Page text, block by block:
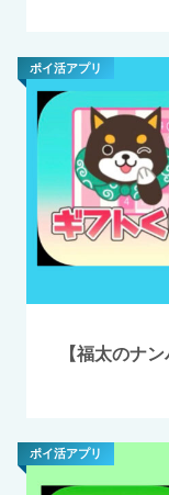
ポイ活アプリ
【福太のナ
ポイ活アプリ